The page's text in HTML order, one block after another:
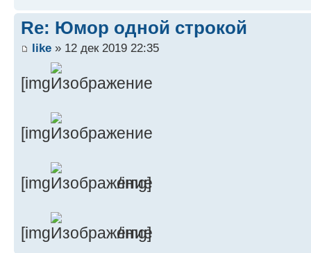
Re: Юмор одной строкой
like » 12 дек 2019 22:35
[img
[img
[img /img]
[img /img]